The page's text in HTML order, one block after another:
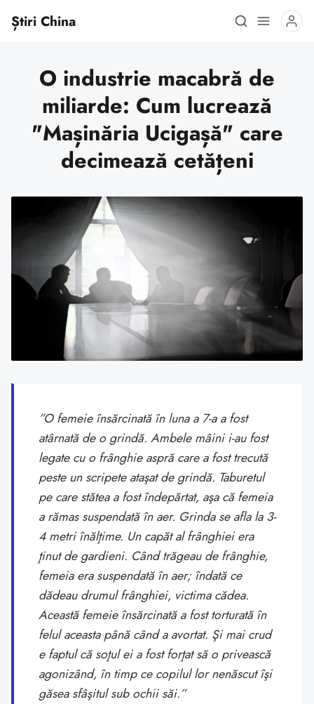
Știri China
O industrie macabră de
miliarde: Cum lucrează
"Mașinăria Ucigașă" care
decimează cetățeni
”O femeie însărcinată în luna a 7-a a fost
atârnată de o grindă. Ambele mâini i-au fost
legate cu o frânghie aspră care a fost trecută
peste un scripete ataşat de grindă. Taburetul
pe care stătea a fost îndepărtat, aşa că femeia
a rămas suspendată în aer. Grinda se afla la 3-
4 metri înălţime. Un capăt al frânghiei era
ţinut de gardieni. Când trăgeau de frânghie,
femeia era suspendată în aer; îndată ce
dădeau drumul frânghiei, victima cădea.
Această femeie însărcinată a fost torturată în
felul aceasta până când a avortat. Şi mai crud
e faptul că soţul ei a fost forţat să o privească
agonizând, în timp ce copilul lor nenăscut îşi
găsea sfâşitul sub ochii săi.”